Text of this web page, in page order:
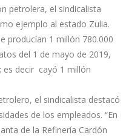
petrolera, el sindicalista
ejemplo al estado Zulia.
producían 1 millón 780.000
del 1 de mayo de 2019,
es decir cayó 1 millón
el sindicalista destacó
de los empleados. “En
de la Refinería Cardón